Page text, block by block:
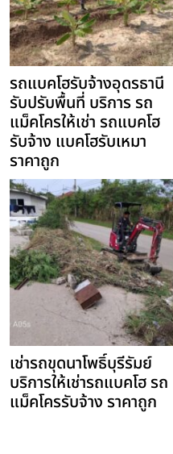
รถแบคโฮรับจ้างอุดรธานี
รับปรับพื้นที่ บริการ รถ
แม็คโครให้เช่า รถแบคโฮ
รับจ้าง แบคโฮรับเหมา
ราคาถูก
เช่ารถขุดนาโพธิ์บุรีรัมย์
บริการให้เช่ารถแบคโฮ รถ
แม็คโครรับจ้าง ราคาถูก